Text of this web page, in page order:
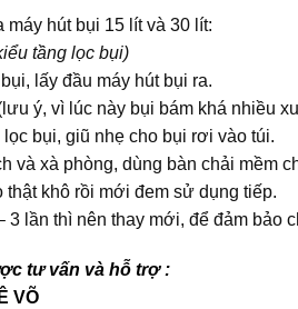
hút bụi 15 lít và 30 lít:
tầng lọc bụi)
lấy đầu máy hút bụi ra.
ý, vì lúc này bụi bám khá nhiều
bụi, giũ nhẹ cho bụi rơi vào túi.
và xà phòng, dùng bàn chải mềm
khô rồi mới đem sử dụng tiếp.
lần thì nên thay mới, để đảm bảo
tư vấn và hỗ trợ :
VÕ